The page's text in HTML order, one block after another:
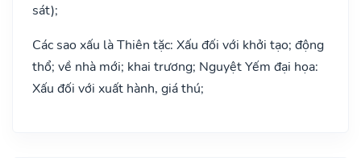
sát);
Các sao xấu là Thiên tặc: Xấu đối với khởi tạo; động
thổ; về nhà mới; khai trương; Nguyệt Yếm đại họa:
Xấu đối với xuất hành, giá thú;